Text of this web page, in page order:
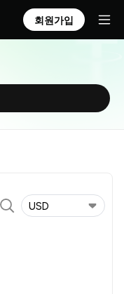
회원가입
USD